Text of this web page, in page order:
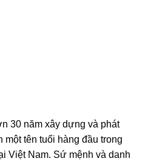
30 năm xây dựng và phát
tên tuổi hàng đầu trong
Việt Nam. Sứ mệnh và danh